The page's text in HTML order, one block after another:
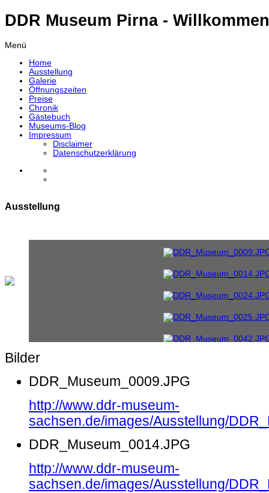
DDR Museum Pirna -
Menü
Home
Ausstellung
Galerie
Öffnungszeiten
Preise
Chronik
Gästebuch
Museums-Blog
Impressum
Disclaimer
Datenschutzerklärung
Ausstellung
Bilder
DDR_Museum_0009.JPG
http://www.ddr-museum-
sachsen.de/images/Ausstellung/
DDR_Museum_0014.JPG
http://www.ddr-museum-
sachsen.de/images/Ausstellung/